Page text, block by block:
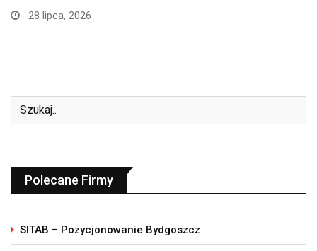
24 lipca, 2026
Polecane Firmy
SITAB – Pozycjonowanie Bydgoszcz